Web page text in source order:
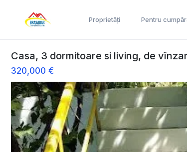
Proprietăți Pentru
Casa, 3 dormitoare si living, de
320,000 €